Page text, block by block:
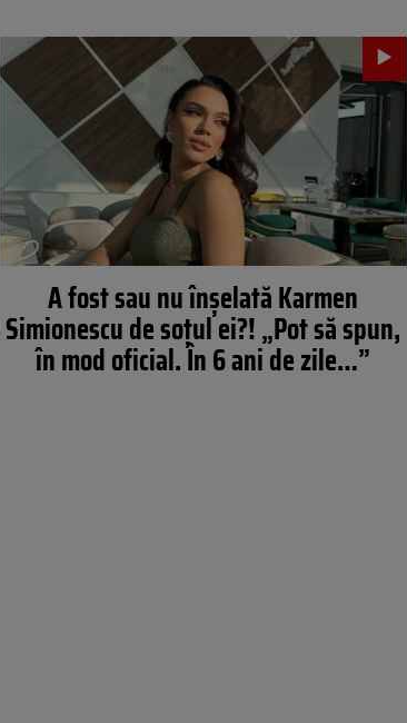
A fost sau nu înșelată Karmen
Simionescu de soțul ei?! „Pot să spun,
în mod oficial. În 6 ani de zile…”